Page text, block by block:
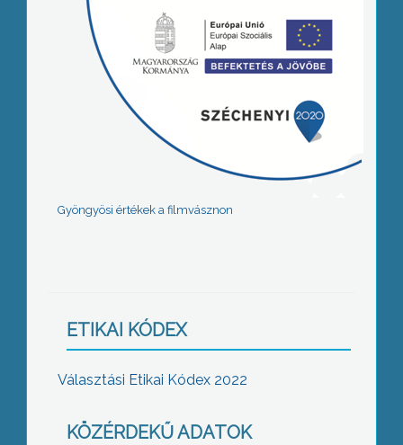
Gyöngyösi értékek a filmvásznon
ETIKAI KÓDEX
Választási Etikai Kódex 2022
KÖZÉRDEKŰ ADATOK